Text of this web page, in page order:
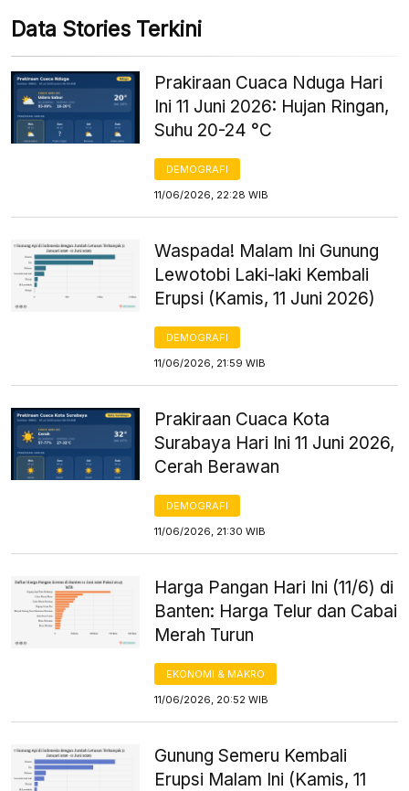
Data Stories Terkini
Prakiraan Cuaca Nduga Hari
Ini 11 Juni 2026: Hujan Ringan,
Suhu 20-24 °C
DEMOGRAFI
11/06/2026, 22:28 WIB
Waspada! Malam Ini Gunung
Lewotobi Laki-laki Kembali
Erupsi (Kamis, 11 Juni 2026)
DEMOGRAFI
11/06/2026, 21:59 WIB
Prakiraan Cuaca Kota
Surabaya Hari Ini 11 Juni 2026,
Cerah Berawan
DEMOGRAFI
11/06/2026, 21:30 WIB
Harga Pangan Hari Ini (11/6) di
Banten: Harga Telur dan Cabai
Merah Turun
EKONOMI & MAKRO
11/06/2026, 20:52 WIB
Gunung Semeru Kembali
Erupsi Malam Ini (Kamis, 11